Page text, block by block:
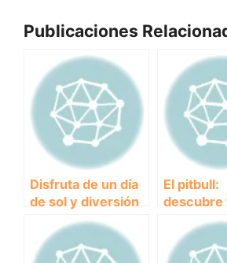
Publicaciones
Disfruta de un día
de sol y diversión
junto a tu perro en
la Playa Canina de
Torre del Mar
El pitbull:
descubre
sobre
de perros